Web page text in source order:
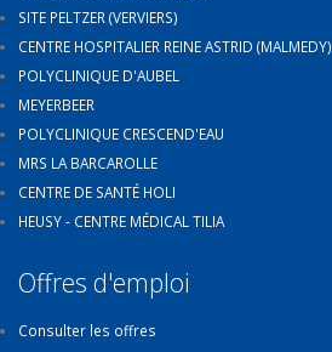
SITE PELTZER (VERVIERS)
CENTRE HOSPITALIER REINE ASTRID (MALMEDY)
POLYCLINIQUE D'AUBEL
MEYERBEER
POLYCLINIQUE CRESCEND'EAU
MRS LA BARCAROLLE
CENTRE DE SANTÉ HOLI
HEUSY - CENTRE MÉDICAL TILIA
Offres d'emploi
Consulter les offres